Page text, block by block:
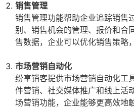
销售管理
销售管理功能帮助企业追踪销售
别、销售机会的管理、报价和合
售数据，企业可以优化销售策略
市场营销自动化
纷享销客提供市场营销自动化工
件营销、社交媒体推广和线上活
场营销功能，企业能够更高效地